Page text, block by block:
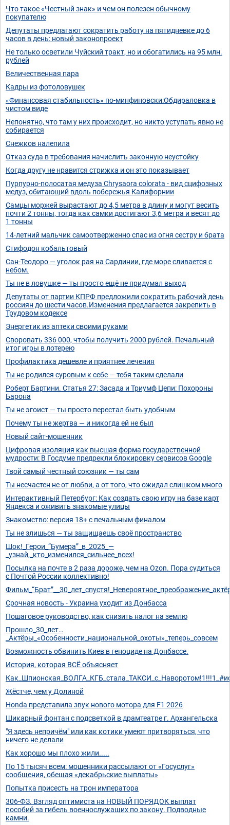
Что такое «Честный знак» и чем он полезен обычному
покупателю
Депутаты предлагают сократить работу на пятидневке до 6
часов в день: новый законопроект
Не только осветили Чуйский тракт, но и обогатились на 95 млн.
рублей
Величественная пара
Кадры из фотоловушек
«Финансовая стабильность» по-минфиновски:Обдираловка в
чистом виде
Непонятно, что там у них происходит, но никто уступать явно не
собирается
Снежков налепила
Отказ суда в требования начислить законную неустойку
Когда другу не нравится стрижка и он это показывает
Пурпурно-полосатая медуза Chrysaora colorata - вид сцифозных
медуз, обитающий вдоль побережья Калифорнии
Самцы моржей вырастают до 4,5 метра в длину и могут весить
почти 2 тонны, тогда как самки достигают 3,6 метра и весят до
1 тонны
14-летний мальчик самоотверженно спас из огня сестру и брата
Стифодон кобальтовый
Сан-Теодоро — уголок рая на Сардинии, где море сливается с
небом.
Ты не в ловушке — ты просто ещё не придумал выход
Депутаты от партии КПРФ предложили сократить рабочий день
россиян до шести часов.Изменения предлагается закрепить в
Трудовом кодексе
Энергетик из аптеки своими руками
Своровать 336 000, чтобы получить 2000 рублей. Печальный
итог игры в лотерею
Профилактика дешевле и приятнее лечения
Ты не родился суровым к себе — тебя таким сделали
Роберт Бартини. Статья 27: Засада и Триумф Цепи: Похороны
Барона
Ты не эгоист — ты просто перестал быть удобным
Почему ты не жертва — и никогда ей не был
Новый сайт-мошенник
Цифровая изоляция как высшая форма государственной
мудрости: В Госдуме предрекли блокировку сервисов Google
Твой самый честный союзник — ты сам
Ты несчастен не от любви, а от того, что ожидал слишком много
Интерактивный Петербург: Как создать свою игру на базе карт
Яндекса и оживить знакомые улицы
Знакомство: версия 18+ с печальным финалом
Ты не злишься — ты защищаешь своё пространство
Шок!_Герои_“Бумера”_в_2025_—
_узнай,_кто_изменился_сильнее_всех!
Посылка на почте в 2 раза дороже, чем на Ozon. Пора судиться
с Почтой России коллективно!
Срочная новость - Украина уходит из Донбасса
Пошаговое руководство, как снизить налог на землю
Прошло_30_лет…
_Актёры_«Особенности_национальной_охоты»_теперь_совсем
Возможность обвинить Киев в геноциде на Донбассе.
История, которая ВСЁ объясняет
Жёстче, чем у Долиной
Honda представила звук нового мотора для F1 2026
Шикарный фонтан с подсветкой в драмтеатре г. Архангельска
"Я здесь непричём" или как котики умеют притворяться, что
ничего не делали
Как хорошо мы плохо жили.....
По 15 тысяч всем: мошенники рассылают от «Госуслуг»
сообщения, обещая «декабрьские выплаты»
Попытка присесть на трон императора
306-ФЗ. Взгляд оптимиста на НОВЫЙ ПОРЯДОК выплат
пособий за гибель военнослужащих по закону. Подводные
камни.